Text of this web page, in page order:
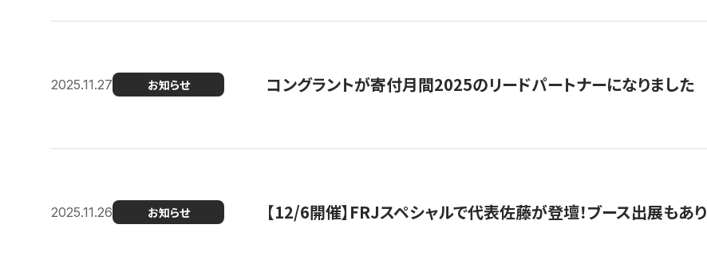
2025.11.27 お知らせ コングラントが寄付月間2025のリードパートナーになりました
2025.11.26 お知らせ 【12/6開催】FRJスペシャルで代表佐藤が登壇！ブース出展もあり